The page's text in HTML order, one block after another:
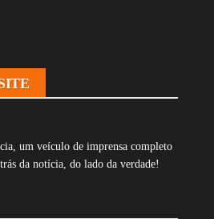
um veículo de imprensa completo
da notícia, do lado da verdade!